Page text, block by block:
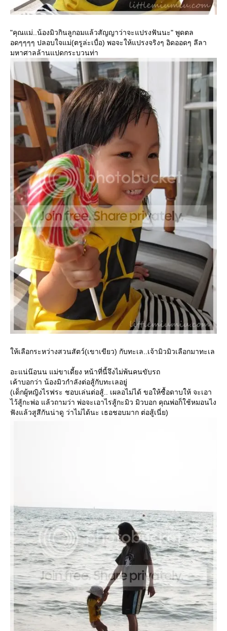
"คุณแม่..น้องมิวกินลูกอมแล้วสัญญาว่าจะแปรงฟันนะ" พูดตล
อดๆๆๆๆ ปลอบใจแม่(ตรูล่ะเบื่อ) พอจะให้แปรงจริงๆ อิดออดๆ ลีลา
มหาศาลล้านแปดกระบวนท่า
ห้เลือกระหว่างสวนสัตว์(เขาเขียว) กับทะเล..เจ้ามิวมิวเลือกมาทะเล
อะแน่น๊อนน แม่ขาเดี้ยง หน้าที่นี้จึงไม่พ้นคนขับรถ
เค้าบอกว่า น้องมิวกำลังต่อสู้กับทะเลอยู่
(เด็กผู้หญิงไรฟระ ชอบเล่นต่อสู้.. เผลอไม่ได้ ขอให้ซื้อดาบให้ จะเอา
ไว้สู้กะพ่อ แล้วถามว่า พ่อจะเอาไรสู้กะมิว มิวบอก คุณพ่อก็ใช้หมอนไง
ฟังแล้วสูสีกันน่าดู ว่าไม่ได้นะ เธอชอบมาก ต่อสู้เนี่ย)